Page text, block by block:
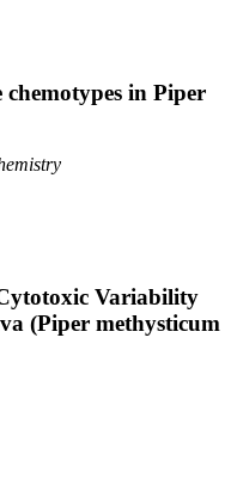
in Piper
Variability
(Piper methysticum